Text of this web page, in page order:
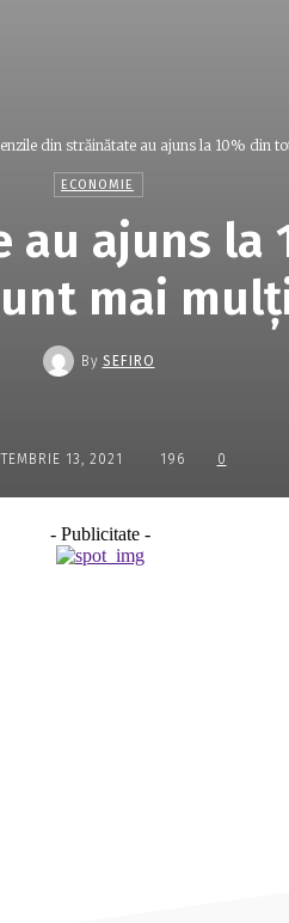
din străinătate au ajuns la 10% din
ECONOMIE
ajuns la
mai
By SEFIRO
13, 2021 196 0
- Publicitate -